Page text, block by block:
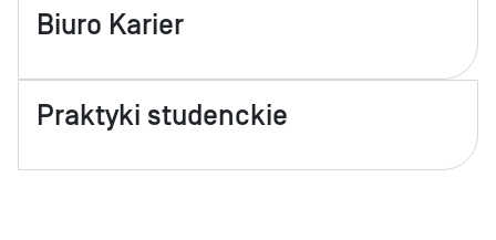
Biuro Karier
Praktyki studenckie